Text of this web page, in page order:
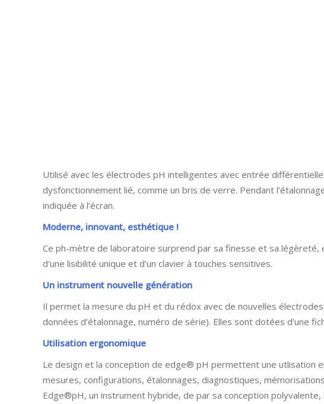
Utilisé avec les électrodes pH intelligentes avec entrée
dysfonctionnement lié, comme un bris de verre. Pendant
indiquée à l’écran.
Moderne, innovant, esthétique !
Ce ph-mètre de laboratoire surprend par sa finesse et sa légèreté,
d’une lisibilité unique et d’un clavier à touches sensitives.
Un instrument nouvelle génération
Il permet la mesure du pH et du rédox avec de nouvelles
données d’étalonnage, numéro de série). Elles sont dotées d’une
Utilisation ergonomique
Le design et la conception de edge® pH permettent une utlisation
mesures, configurations, étalonnages, diagnostiques,
Edge®pH, un instrument hybride, de par sa conception